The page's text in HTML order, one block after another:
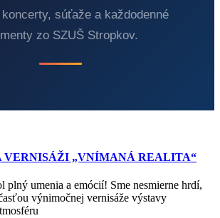
súťaže a každodenné
zo SZUŠ Stropkov.
VERNISÁŽI „VNÍMANÁ REALITA“
plný umenia a emócií! Sme nesmierne hrdí,
výnimočnej vernisáže výstavy